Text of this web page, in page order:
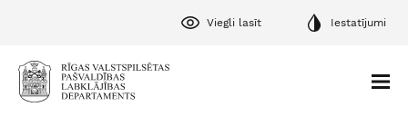
Viegli lasīt Iestatījumi